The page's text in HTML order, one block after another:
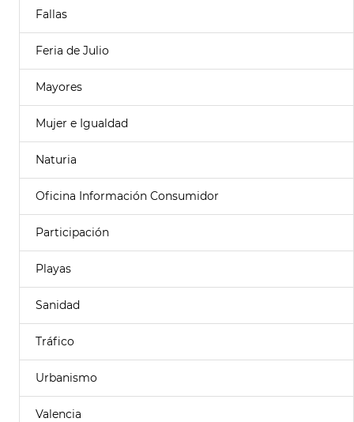
Fallas
Feria de Julio
Mayores
Mujer e Igualdad
Naturia
Oficina Información Consumidor
Participación
Playas
Sanidad
Tráfico
Urbanismo
Valencia